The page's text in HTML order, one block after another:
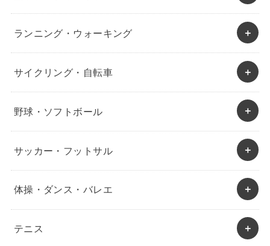
ランニング・ウォーキング
サイクリング・自転車
野球・ソフトボール
サッカー・フットサル
体操・ダンス・バレエ
テニス